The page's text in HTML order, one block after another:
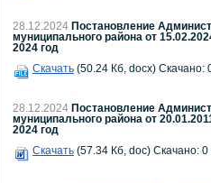
28.12.2024 Постановление
муниципального района от
2024 год
Скачать (50.24 Кб, docx) Скачано:
28.12.2024 Постановление
муниципального района от
2024 год
Скачать (57.34 Кб, doc) Скачано: 0